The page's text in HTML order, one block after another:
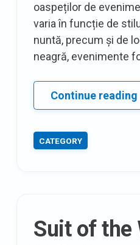
oaspeților de
varia în funcție de
nuntă, precum și de
neagră, evenimente
Continue reading
CATEGORY
Suit of the